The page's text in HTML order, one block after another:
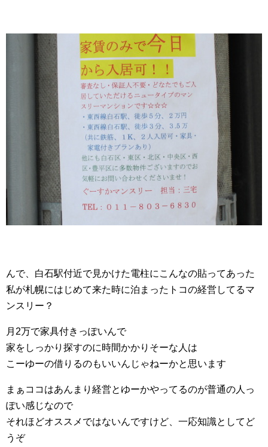
んで、白石駅付近で見かけた電柱にこんなの貼ってあった
私が札幌にはじめて来た時に泊まったトコの経営してるマ
ンスリー？
月2万で家具付きっぽいんで
家をしっかり探すのに時間かかりそーな人は
こーゆーの借りるのもいいんじゃねーかと思います
まぁココはあんまり経営とゆーかやってるのが普通の人っ
ぽい感じなので
それほどオススメではないんですけど、一応知識としてど
うぞ